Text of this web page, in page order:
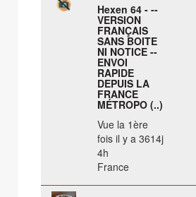
Hexen 64 - --
VERSION
FRANÇAIS
SANS BOITE
NI NOTICE --
ENVOI
RAPIDE
DEPUIS LA
FRANCE
MÉTROPO (..)
Vue la 1ère
fois il y a 3614j
4h
France